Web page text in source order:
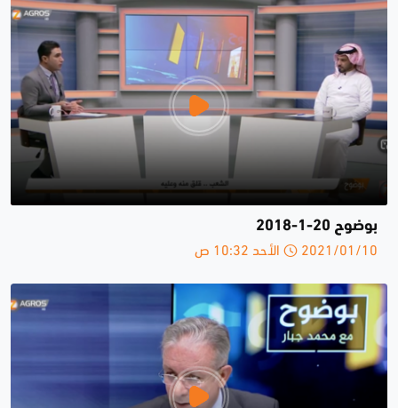
بوضوح 20-1-2018
2021/01/10 الأحد 10:32 ص